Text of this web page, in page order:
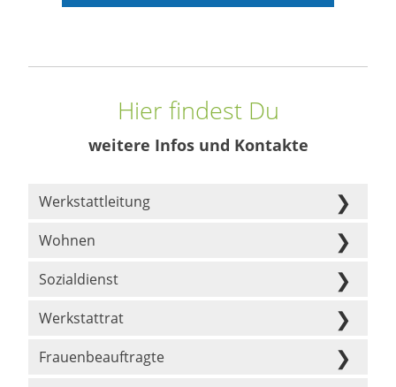
Hier findest Du
weitere Infos und Kontakte
Werkstattleitung
Wohnen
Sozialdienst
Werkstattrat
Frauenbeauftragte